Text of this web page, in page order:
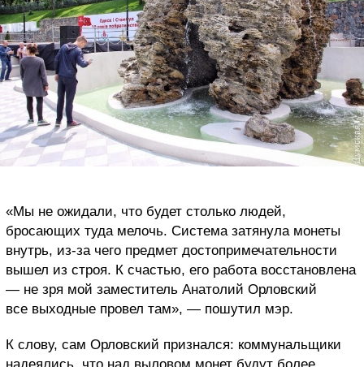
«Мы не ожидали, что будет столько людей,
бросающих туда мелочь. Система затянула монеты
внутрь, из-за чего предмет достопримечательности
вышел из строя. К счастью, его работа восстановлена
— не зря мой заместитель Анатолий Орловский
все выходные провел там», — пошутил мэр.
К слову, сам Орловский признался: коммунальщики
надеялись, что над выловом монет будут более